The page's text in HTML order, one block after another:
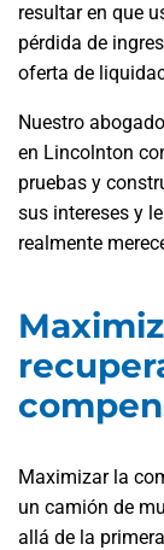
resultar en que
pérdida de
oferta de
Nuestro
en Lincolnton
pruebas y
sus intereses y
realmente
Maximizar la
un camión de
allá de la